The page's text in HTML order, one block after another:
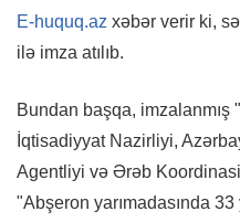
E-huquq.az xəbər verir ki,
ilə imza atılıb.
Bundan başqa, imzalanmış
İqtisadiyyat Nazirliyi,
Agentliyi və Ərəb
"Abşeron yarımadasında